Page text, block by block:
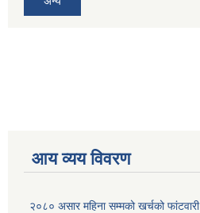
आय व्यय विवरण
२०८० असार महिना सम्मको खर्चको फांटवारी